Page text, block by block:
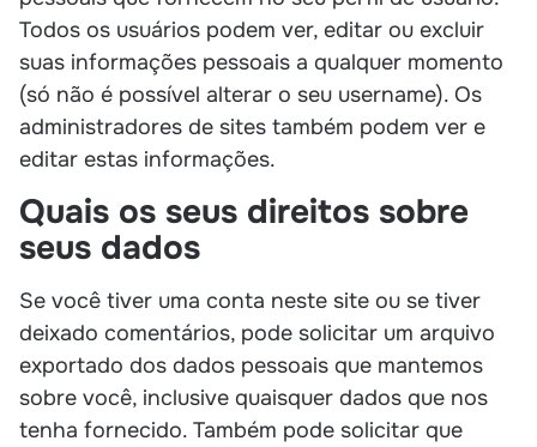
Todos os usuários podem ver, editar ou excluir
suas informações pessoais a qualquer momento
(só não é possível alterar o seu username). Os
administradores de sites também podem ver e
editar estas informações.
Quais os seus direitos sobre
seus dados
Se você tiver uma conta neste site ou se tiver
deixado comentários, pode solicitar um arquivo
exportado dos dados pessoais que mantemos
sobre você, inclusive quaisquer dados que nos
tenha fornecido. Também pode solicitar que